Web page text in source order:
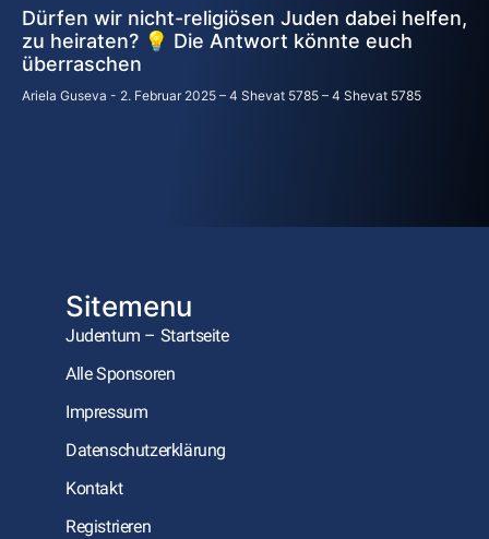
Dürfen wir nicht-religiösen Juden dabei helfen,
zu heiraten? 💡 Die Antwort könnte euch
überraschen
Ariela Guseva 2. Februar 2025 – 4 Shevat 5785 – 4 Shevat 5785
Sitemenu
Judentum – Startseite
Alle Sponsoren
Impressum
Datenschutzerklärung
Kontakt
Registrieren